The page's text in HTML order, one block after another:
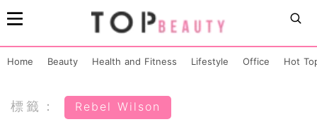
Home Beauty Health and Fitness Lifestyle Office Hot
標籤： Rebel Wilson